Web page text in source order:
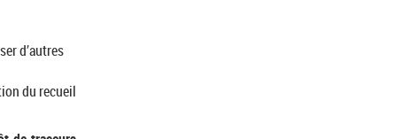
d’autres
du recueil